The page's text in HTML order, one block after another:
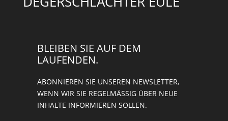
BLEIBEN SIE AUF DEM
LAUFENDEN.
ABONNIEREN SIE UNSEREN NEWSLETTER,
WENN WIR SIE REGELMÄSSIG ÜBER NEUE I
NHALTE INFORMIEREN SOLLEN.